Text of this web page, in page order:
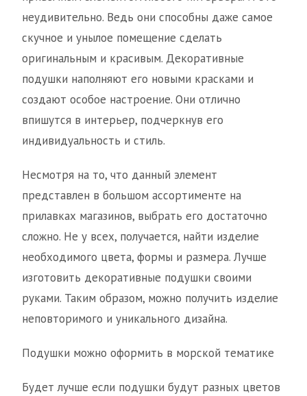
неудивительно. Ведь они способны даже самое
скучное и унылое помещение сделать
оригинальным и красивым. Декоративные
подушки наполняют его новыми красками и
создают особое настроение. Они отлично
впишутся в интерьер, подчеркнув его
индивидуальность и стиль.
Несмотря на то, что данный элемент
представлен в большом ассортименте на
прилавках магазинов, выбрать его достаточно
сложно. Не у всех, получается, найти изделие
необходимого цвета, формы и размера. Лучше
изготовить декоративные подушки своими
руками. Таким образом, можно получить изделие
неповторимого и уникального дизайна.
Подушки можно оформить в морской тематике
Будет лучше если подушки будут разных цветов